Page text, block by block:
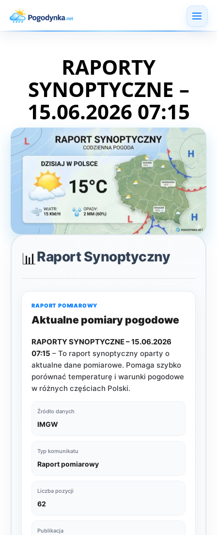
RAPORTY
SYNOPTYCZNE –
15.06.2026 07:15
📊Raport Synoptyczny
RAPORT POMIAROWY
Aktualne pomiary pogodowe
RAPORTY SYNOPTYCZNE – 15.06.2026
07:15 – To raport synoptyczny oparty o
aktualne dane pomiarowe. Pomaga szybko
porównać temperaturę i warunki pogodowe
w różnych częściach Polski.
Źródło danych
IMGW
Typ komunikatu
Raport pomiarowy
Liczba pozycji
62
Publikacja